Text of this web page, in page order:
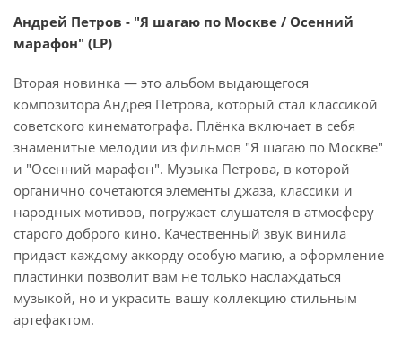
Андрей Петров - "Я шагаю по Москве / Осенний
марафон" (LP)
Вторая новинка — это альбом выдающегося
композитора Андрея Петрова, который стал классикой
советского кинематографа. Плёнка включает в себя
знаменитые мелодии из фильмов "Я шагаю по Москве"
и "Осенний марафон". Музыка Петрова, в которой
органично сочетаются элементы джаза, классики и
народных мотивов, погружает слушателя в атмосферу
старого доброго кино. Качественный звук винила
придаст каждому аккорду особую магию, а оформление
пластинки позволит вам не только наслаждаться
музыкой, но и украсить вашу коллекцию стильным
артефактом.